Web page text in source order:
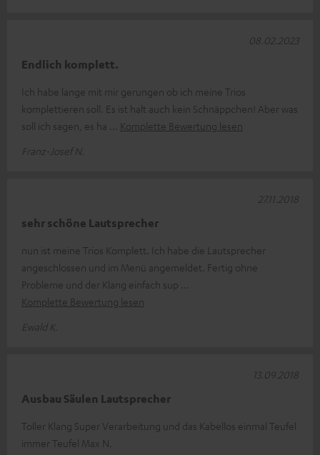
Endlich komplett.
Ich habe lange mit mir gerungen ob ich meine Trios
komplettieren soll. Es ist halt auch kein Schnäppchen! Aber was
soll ich sagen, es ha
Komplette Bewertung lesen
Franz-Josef N.
08.02.2023
sehr schöne Lautsprecher
nun ist meine Trios Komplett. Ich habe die Lautsprecher
angeschlossen und im Menü angemeldet. Fertig ohne
Probleme und der Klang einfach sup
Komplette Bewertung lesen
Ewald K.
27.11.2018
Ausbau Säulen Lautsprecher
Toller Klang Super Verarbeitung und das Kabellos einmal Teufel
immer Teufel Max N.
13.09.2018